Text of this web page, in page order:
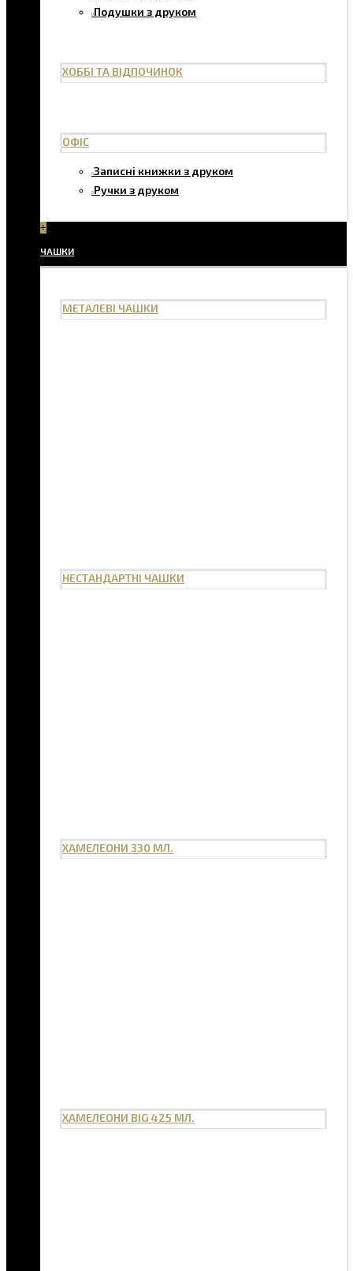
Подушки з друком
ХОББІ ТА ВІДПОЧИНОК
ОФІС
Записні книжки з друком
Ручки з друком
+
ЧАШКИ
МЕТАЛЕВІ ЧАШКИ
НЕСТАНДАРТНІ ЧАШКИ
ХАМЕЛЕОНИ 330 МЛ.
ХАМЕЛЕОНИ BIG 425 МЛ.